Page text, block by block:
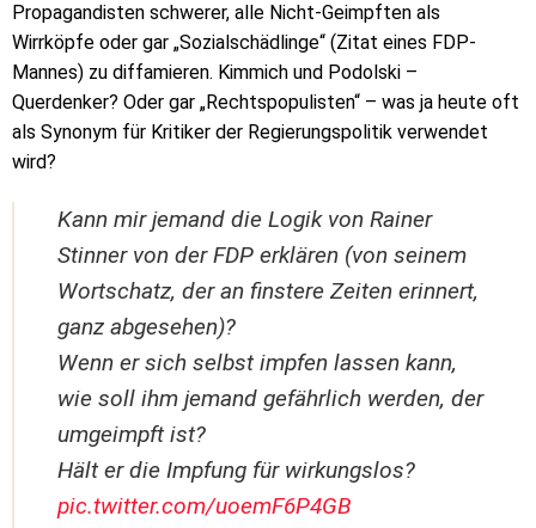
Propagandisten schwerer, alle Nicht-Geimpften als
Wirrköpfe oder gar „Sozialschädlinge“ (Zitat eines FDP-
Mannes) zu diffamieren. Kimmich und Podolski –
Querdenker? Oder gar „Rechtspopulisten“ – was ja heute oft
als Synonym für Kritiker der Regierungspolitik verwendet
wird?
Kann mir jemand die Logik von Rainer
Stinner von der FDP erklären (von seinem
Wortschatz, der an finstere Zeiten erinnert,
ganz abgesehen)?
Wenn er sich selbst impfen lassen kann,
wie soll ihm jemand gefährlich werden, der
umgeimpft ist?
Hält er die Impfung für wirkungslos?
pic.twitter.com/uoemF6P4GB